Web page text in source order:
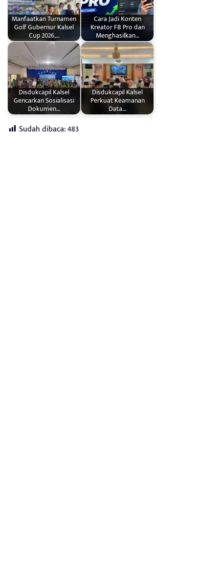
Manfaatkan Turnamen
Golf Gubernur Kalsel
Cup 2026,…
Cara Jadi Konten
Kreator FB Pro dan
Menghasilkan…
Disdukcapil Kalsel
Gencarkan Sosialisasi
Dokumen…
Disdukcapil Kalsel
Perkuat Keamanan
Data…
Sudah dibaca:483